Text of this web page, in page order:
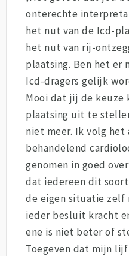
onterechte
het nut van de Icd-
het nut van rij-
plaatsing. Ben het er
Icd-dragers gelijk
Mooi dat jij de keuze
plaatsing uit te
niet meer. Ik volg het
behandelend
genomen in goed
dat iedereen dit
de eigen situatie zelf
ieder besluit kracht
ene is niet beter of
Toegeven dat mijn